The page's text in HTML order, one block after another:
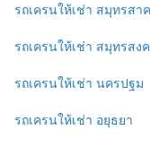
รถเครนให้เช่า สมุทรสา
รถเครนให้เช่า สมุทรสง
รถเครนให้เช่า นครปฐม
รถเครนให้เช่า อยุธยา